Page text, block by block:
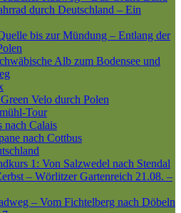
durch Deutschland – Ein
bis zur Mündung – Entlang der
Alb zum Bodensee und
Velo durch Polen
Tour
nach Calais
nach Cottbus
1: Von Salzwedel nach Stendal
– Wörlitzer Gartenreich 21.08. –
– Vom Fichtelberg nach Döbeln